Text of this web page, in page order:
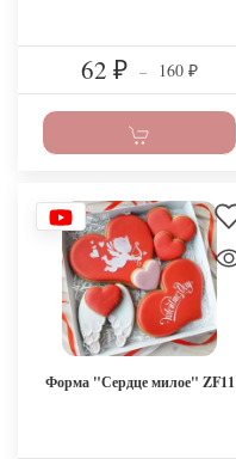
62 ₽ – 160 ₽
Форма "Сердце милое" ZF11